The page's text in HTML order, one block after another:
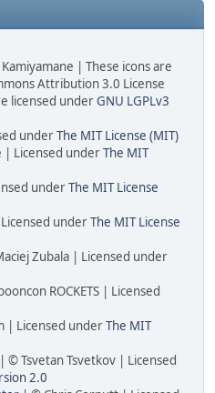
| These icons are
Attribution 3.0 License
licensed underGNU LGPLv3
underThe MIT License (MIT)
| Licensed underThe MIT
underThe MIT License
underThe MIT License
Zubala | Licensed under
ROCKETS | Licensed
| Licensed underThe MIT
| © Tsvetan Tsvetkov | Licensed
2.0